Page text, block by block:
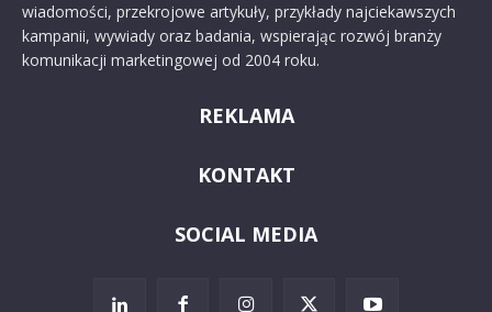
wiadomości, przekrojowe artykuły, przykłady najciekawszych
kampanii, wywiady oraz badania, wspierając rozwój branży
komunikacji marketingowej od 2004 roku.
REKLAMA
KONTAKT
SOCIAL MEDIA